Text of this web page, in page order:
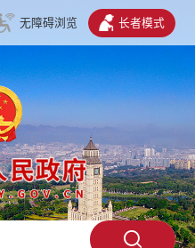
无障碍浏览 长者模式